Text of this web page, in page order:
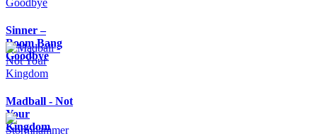
Sinner –
Boom Bang
Goodbye
Madball - Not
Your
Kingdom